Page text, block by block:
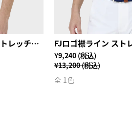
ウィングチップフローラル ストレッチライル半袖シャツ
¥13,200 (税込)
¥9,240 (税込)
全 1色